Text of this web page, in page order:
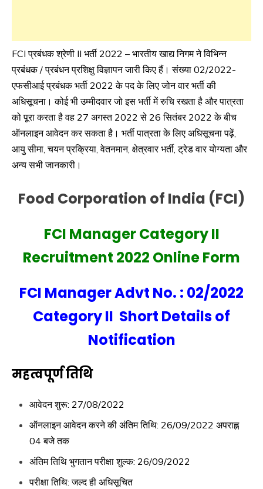
FCI प्रबंधक श्रेणी II भर्ती 2022 – भारतीय खाद्य निगम ने विभिन्न
प्रबंधक / प्रबंधन प्रशिक्षु विज्ञापन जारी किए हैं। संख्या 02/2022-
एफसीआई प्रबंधक भर्ती 2022 के पद के लिए जोन वार भर्ती की
अधिसूचना। कोई भी उम्मीदवार जो इस भर्ती में रुचि रखता है और पात्रता
को पूरा करता है वह 27 अगस्त 2022 से 26 सितंबर 2022 के बीच
ऑनलाइन आवेदन कर सकता है। भर्ती पात्रता के लिए अधिसूचना पढ़ें,
आयु सीमा, चयन प्रक्रिया, वेतनमान, क्षेत्रवार भर्ती, ट्रेड वार योग्यता और
अन्य सभी जानकारी।
Food Corporation of India (FCI)
FCI Manager Category II
Recruitment 2022 Online Form
FCI Manager Advt No. : 02/2022
Category II Short Details of
Notification
महत्वपूर्ण तिथि
आवेदन शुरू: 27/08/2022
ऑनलाइन आवेदन करने की अंतिम तिथि: 26/09/2022 अपराह्न
04 बजे तक
अंतिम तिथि भुगतान परीक्षा शुल्क: 26/09/2022
परीक्षा तिथि: जल्द ही अधिसूचित